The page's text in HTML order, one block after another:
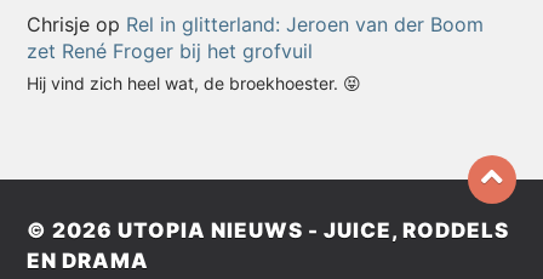
Chrisje op Rel in glitterland: Jeroen van der Boom
zet René Froger bij het grofvuil
Hij vind zich heel wat, de broekhoester. 😝
© 2026UTOPIA NIEUWS - JUICE, RODDELS
EN DRAMA